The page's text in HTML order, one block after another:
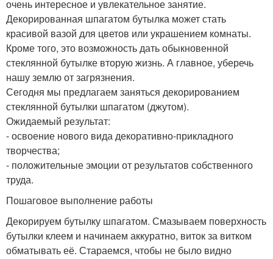
очень интересное и увлекательное занятие.
Декорированная шпагатом бутылка может стать
красивой вазой для цветов или украшением комнаты.
Кроме того, это возможность дать обыкновенной
стеклянной бутылке вторую жизнь. А главное, уберечь
нашу землю от загрязнения.
Сегодня мы предлагаем заняться декорированием
стеклянной бутылки шпагатом (джутом).
Ожидаемый результат:
- освоение нового вида декоративно-прикладного
творчества;
- положительные эмоции от результатов собственного
труда.
Пошаговое выполнение работы
Декорируем бутылку шпагатом. Смазываем поверхность
бутылки клеем и начинаем аккуратно, виток за витком
обматывать её. Стараемся, чтобы не было видно